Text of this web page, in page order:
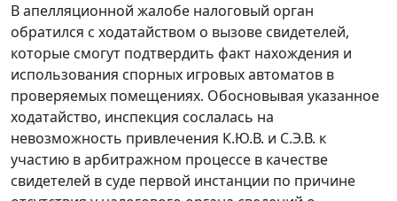
В апелляционной жалобе налоговый орган
обратился с ходатайством о вызове свидетелей,
которые смогут подтвердить факт нахождения и
использования спорных игровых автоматов в
проверяемых помещениях. Обосновывая указанное
ходатайство, инспекция сослалась на
невозможность привлечения К.Ю.В. и С.Э.В. к
участию в арбитражном процессе в качестве
свидетелей в суде первой инстанции по причине